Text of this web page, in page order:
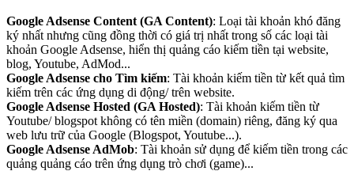
Google Adsense Content (GA Content): Loại tài khoản khó đăng
ký nhất nhưng cũng đồng thời có giá trị nhất trong số các loại tài
khoản Google Adsense, hiển thị quảng cáo kiếm tiền tại website,
blog, Youtube, AdMod...
Google Adsense cho Tìm kiếm: Tài khoản kiếm tiền từ kết quả tìm
kiếm trên các ứng dụng di động/ trên website.
Google Adsense Hosted (GA Hosted): Tài khoản kiếm tiền từ
Youtube/ blogspot không có tên miền (domain) riêng, đăng ký qua
web lưu trữ của Google (Blogspot, Youtube...).
Google Adsense AdMob: Tài khoản sử dụng để kiếm tiền trong các
quảng quảng cáo trên ứng dụng trò chơi (game)...